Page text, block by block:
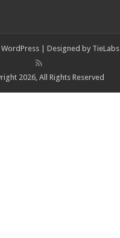
WordPress | Designed by TieLabs
2026, All Rights Reserved